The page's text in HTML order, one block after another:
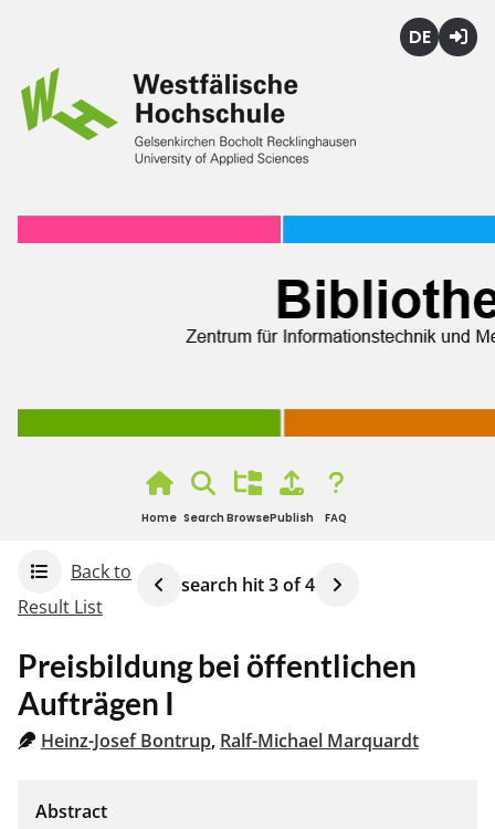
Home Search BrowsePublish FAQ
search hit3of4
Back to
Result List
Preisbildung bei öffentlichen
Aufträgen I
Heinz-Josef Bontrup, Ralf-Michael Marquardt